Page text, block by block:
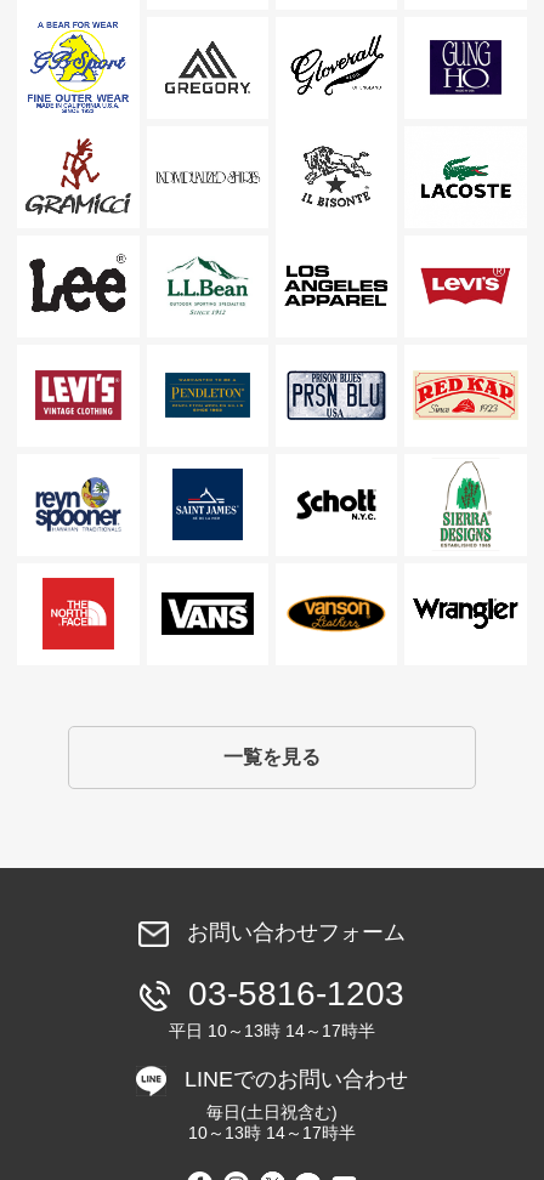
一覧を見る
お問い合わせフォーム
03-5816-1203
平日 10～13時 14～17時半
LINEでのお問い合わせ
毎日(土日祝含む)
10～13時 14～17時半